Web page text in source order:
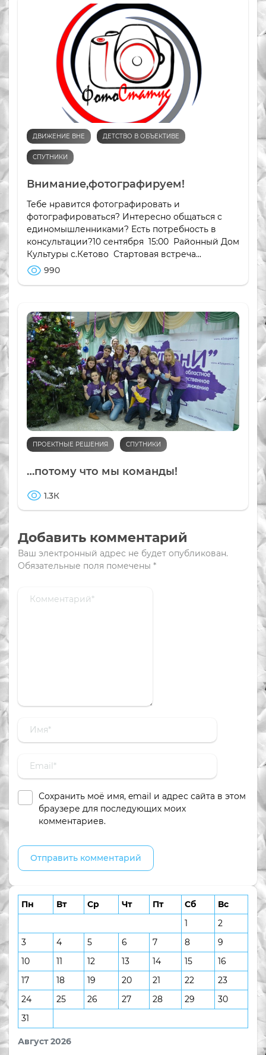
ДВИЖЕНИЕ ВНЕ ДЕТСТВО В ОБЪЕКТИВЕ
СПУТНИКИ
Внимание,фотографируем!
Тебе нравится фотографировать и
фотографироваться? Интересно общаться с
единомышленниками? Есть потребность в
консультации?10 сентября 15:00 Районный Дом
Культуры с.Кетово Стартовая встреча...
990
ПРОЕКТНЫЕ РЕШЕНИЯ СПУТНИКИ
…потому что мы команды!
1.3К
Добавить комментарий
Ваш электронный адрес не будет опубликован.
Обязательные поля помечены *
Сохранить моё имя, email и адрес сайта в этом
браузере для последующих моих
комментариев.
Август 2026
Пн Вт Ср Чт Пт Сб
Вс
1
2
3
4 5 6 7 8
9
10
11 12 13 14 15
16
17
18 19 20 21 22
23
24
25 26 27 28 29
30
31